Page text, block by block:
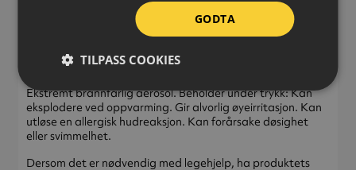
Ekstremt brannfarlig aerosol. Beholder under trykk: Kan
eksplodere ved oppvarming. Gir alvorlig øyeirritasjon. Kan
utløse en allergisk hudreaksjon. Kan forårsake døsighet
eller svimmelhet.
Dersom det er nødvendig med legehjelp, ha produktets
GODTA
TILPASS COOKIES